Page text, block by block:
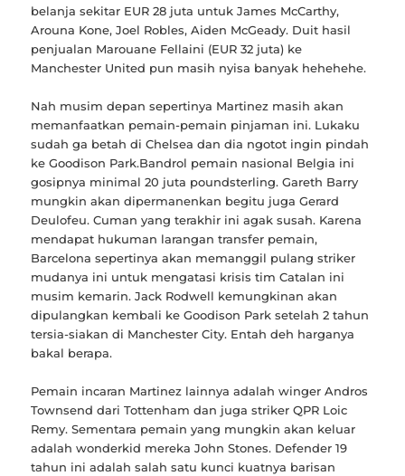
belanja sekitar EUR 28 juta untuk James McCarthy,
Arouna Kone, Joel Robles, Aiden McGeady. Duit hasil
penjualan Marouane Fellaini (EUR 32 juta) ke
Manchester United pun masih nyisa banyak hehehehe.
Nah musim depan sepertinya Martinez masih akan
memanfaatkan pemain-pemain pinjaman ini. Lukaku
sudah ga betah di Chelsea dan dia ngotot ingin pindah
ke Goodison Park.Bandrol pemain nasional Belgia ini
gosipnya minimal 20 juta poundsterling. Gareth Barry
mungkin akan dipermanenkan begitu juga Gerard
Deulofeu. Cuman yang terakhir ini agak susah. Karena
mendapat hukuman larangan transfer pemain,
Barcelona sepertinya akan memanggil pulang striker
mudanya ini untuk mengatasi krisis tim Catalan ini
musim kemarin. Jack Rodwell kemungkinan akan
dipulangkan kembali ke Goodison Park setelah 2 tahun
tersia-siakan di Manchester City. Entah deh harganya
bakal berapa.
Pemain incaran Martinez lainnya adalah winger Andros
Townsend dari Tottenham dan juga striker QPR Loic
Remy. Sementara pemain yang mungkin akan keluar
adalah wonderkid mereka John Stones. Defender 19
tahun ini adalah salah satu kunci kuatnya barisan